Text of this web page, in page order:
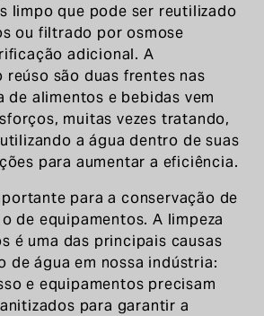
limpo que pode ser reutilizado
ou filtrado por osmose
adicional. A
reúso são duas frentes nas
de alimentos e bebidas vem
muitas vezes tratando,
a água dentro de suas
para aumentar a eficiência.
para a conservação de
de equipamentos. A limpeza
é uma das principais causas
de água em nossa indústria:
e equipamentos precisam
para garantir a